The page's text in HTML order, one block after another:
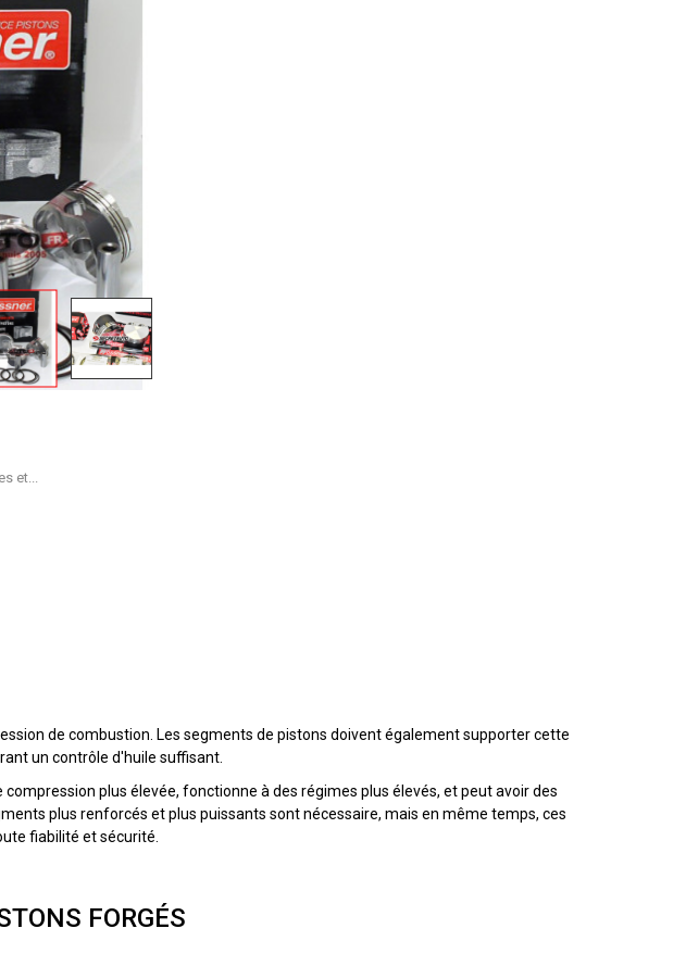
et...
de combustion. Les segments de pistons doivent également supporter cette
un contrôle d'huile suffisant.
plus élevée, fonctionne à des régimes plus élevés, et peut avoir des
plus renforcés et plus puissants sont nécessaire, mais en même temps, ces
fiabilité et sécurité.
FORGÉS